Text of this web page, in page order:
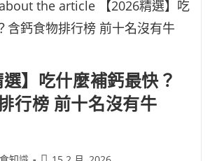
選】吃什麼補鈣最快？
行榜 前十名沒有牛